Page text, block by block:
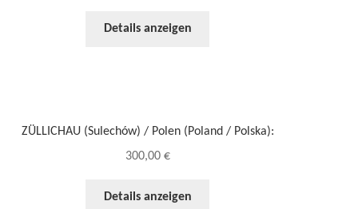
Details anzeigen
ZÜLLICHAU (Sulechów) / Polen (Poland / Polska):
300,00 €
Details anzeigen